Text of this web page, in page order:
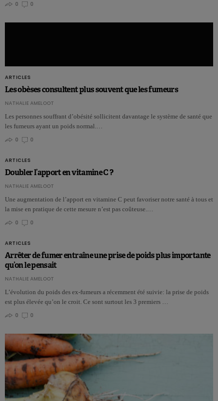
0
0
ARTICLES
Les obèses consultent plus souvent que les fumeurs
NATHALIE AMELOOT
Les personnes souffrant d’obésité sollicitent davantage le système de santé que
les fumeurs ayant un poids normal.…
0
0
ARTICLES
Doubler l’apport en vitamine C ?
NATHALIE AMELOOT
Une augmentation de l’apport en vitamine C peut favoriser notre santé à tous et
la mise en pratique de cette mesure n’est pas coûteuse.…
0
0
ARTICLES
Arrêter de fumer entraîne une prise de poids plus importante
qu’on le pensait
NATHALIE AMELOOT
L’évolution du poids des ex-fumeurs a récemment été suivie: la prise de poids
est plus élevée qu’on le croit. Ce sont surtout les 3 premiers …
0
0